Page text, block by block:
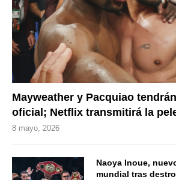
Mayweather y Pacquiao
oficial; Netflix transmitirá la
8 mayo, 2026
Naoya Inoue,
mundial tras